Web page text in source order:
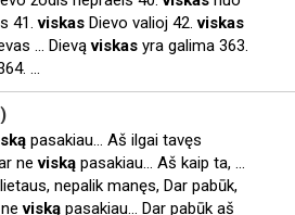
41.viskas Dievo valioj 42.viskas
... Dievąviskas yra galima 363.
...
pasakiau… Aš ilgai tavęs
neviską pasakiau… Aš kaip ta, ...
nepalik manęs, Dar pabūk,
neviską pasakiau… Dar pabūk aš